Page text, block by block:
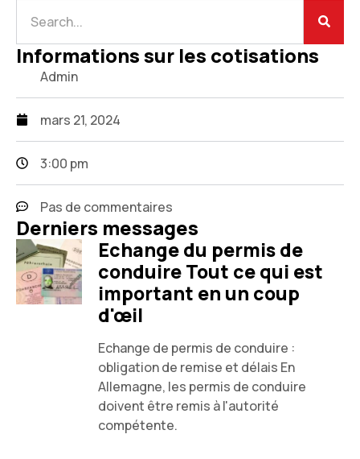
Informations sur les cotisations
Admin
mars 21, 2024
3:00 pm
Pas de commentaires
Derniers messages
Echange du permis de
conduire Tout ce qui est
important en un coup
d'œil
Echange de permis de conduire :
obligation de remise et délais En
Allemagne, les permis de conduire
doivent être remis à l'autorité
compétente.